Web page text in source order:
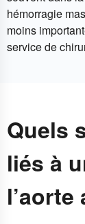
hémorragie
moins
service de
Quels
liés à